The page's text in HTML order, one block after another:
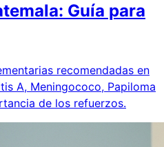
Guía para
recomendadas en
A, Meningococo, Papiloma
de los refuerzos.